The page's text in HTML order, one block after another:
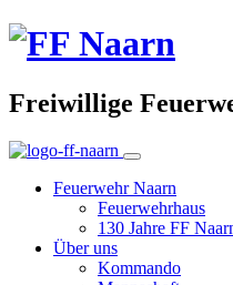
Freiwillige
Feuerwehr Naarn
Feuerwehrhaus
130 Jahre FF
Über uns
Kommando